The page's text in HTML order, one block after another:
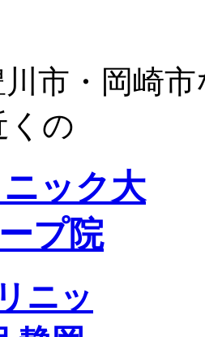
市・岡崎
くの